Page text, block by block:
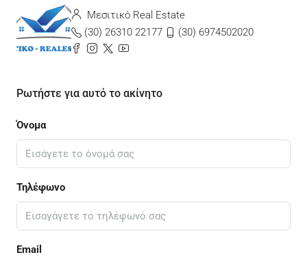
Μεσιτικό Real Estate
(30) 26310 22177
(30) 6974502020
Ρωτήστε για αυτό το ακίνητο
Όνομα
Τηλέφωνο
Email